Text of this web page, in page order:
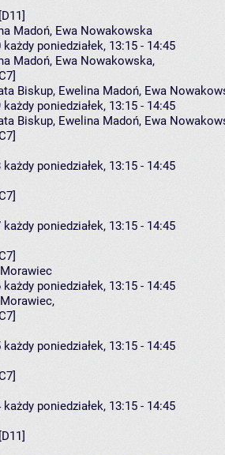
Madoń, Ewa Nowakowska
każdy poniedziałek, 13:15 - 14:45
Madoń, Ewa Nowakowska,
Biskup, Ewelina Madoń, Ewa
każdy poniedziałek, 13:15 - 14:45
Biskup, Ewelina Madoń, Ewa
każdy poniedziałek, 13:15 - 14:45
każdy poniedziałek, 13:15 - 14:45
Morawiec
każdy poniedziałek, 13:15 - 14:45
,
każdy poniedziałek, 13:15 - 14:45
każdy poniedziałek, 13:15 - 14:45